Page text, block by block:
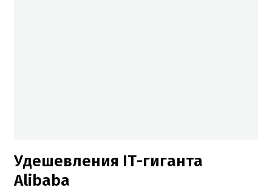
Удешевления IT-гиганта
Alibaba